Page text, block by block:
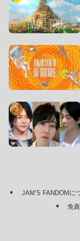
JAM’S FANDOMに
免